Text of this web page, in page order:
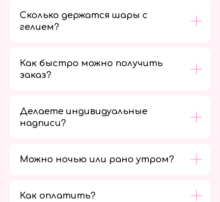
Сколько держатся шары с
гелием?
Как быстро можно получить
заказ?
Делаете индивидуальные
надписи?
Можно ночью или рано утром?
Как оплатить?